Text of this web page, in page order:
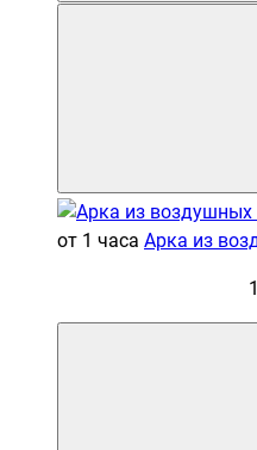
от 1 часа Арка из